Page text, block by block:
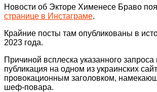
Новости об Экторе Хименесе Браво
странице в Инстаграме.
Крайние посты там опубликованы в
2023 года.
Причиной всплеска указанного
публикация на одном из украинских
провокационным заголовком,
шеф-повара.